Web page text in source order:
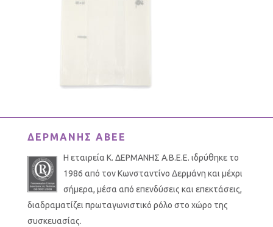
ΔΕΡΜΑΝΗΣ ΑΒΕΕ
Η εταιρεία Κ. ΔΕΡΜΑΝΗΣ Α.Β.Ε.Ε. ιδρύθηκε το
1986 από τον Κωνσταντίνο Δερμάνη και μέχρι
σήμερα, μέσα από επενδύσεις και επεκτάσεις,
διαδραματίζει πρωταγωνιστικό ρόλο στο χώρο της
συσκευασίας.